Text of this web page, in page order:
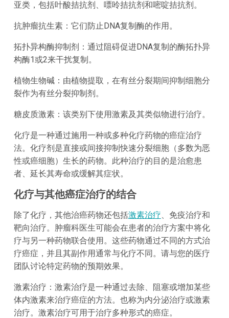
亚类，包括叶酸拮抗剂、嘌呤拮抗剂和嘧啶拮抗剂。
抗肿瘤抗生素：它们防止DNA复制酶的作用。
拓扑异构酶抑制剂：通过阻碍促进DNA复制的酶拓扑异
构酶1或2来干扰复制。
植物生物碱：由植物提取，在有丝分裂期间抑制细胞分
裂作为有丝分裂抑制剂。
糖皮质激素：该类别下使用激素及其类似物进行治疗。
化疗是一种通过施用一种或多种化疗药物的癌症治疗
法。化疗剂是直接或间接抑制快速分裂细胞（多数为恶
性或癌细胞）生长的药物。此种治疗的目的是治愈患
者、延长其寿命或缓解其症状。
化疗与其他癌症治疗的结合
除了化疗，其他治癌药物还包括激素治疗 、免疫治疗和
靶向治疗。肿瘤科医生可能会在患者的治疗方案中将化
疗与另一种药物联合使用。这些药物通过不同的方式治
疗癌症，并且其副作用通常与化疗不同。请与您的医疗
团队讨论特定药物的预期效果。
激素治疗：激素治疗是一种通过去除、阻塞或增加某些
体内激素来治疗癌症的方法。也称为内分泌治疗或激素
治疗。激素治疗可用于治疗多种形式的癌症。